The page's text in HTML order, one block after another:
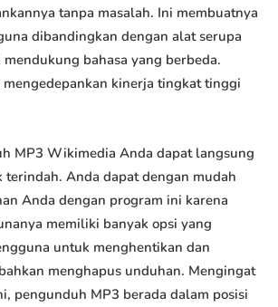
tanpa masalah. Ini membuatnya
dibandingkan dengan alat serupa
bahasa yang berbeda.
kinerja tingkat tinggi
MP3 Wikimedia Anda dapat langsung
terindah. Anda dapat dengan mudah
Anda dengan program ini karena
memiliki banyak opsi yang
untuk menghentikan dan
menghapus unduhan. Mengingat
pengunduh MP3 berada dalam posisi